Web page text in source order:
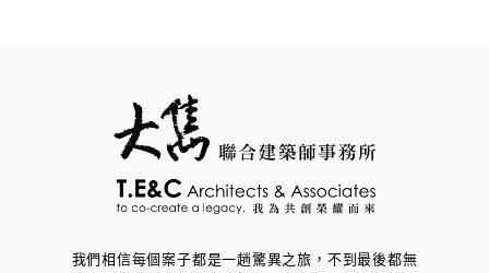
我們相信每個案子都是一趟驚異之旅，不到最後都無